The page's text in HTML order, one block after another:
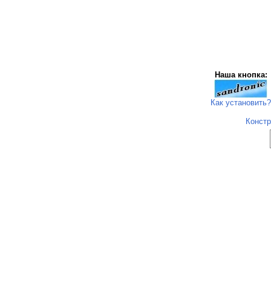
Наша кнопка:
Как установить?